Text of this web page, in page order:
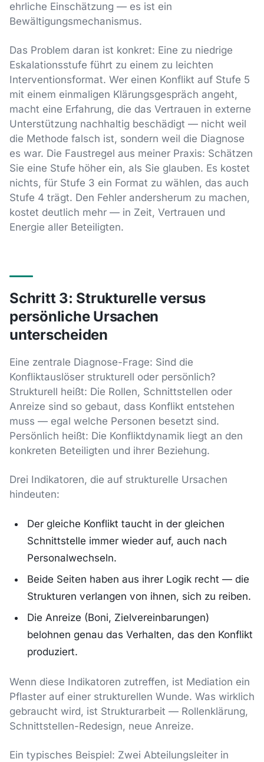
ehrliche Einschätzung — es ist ein
Bewältigungsmechanismus.
Das Problem daran ist konkret: Eine zu niedrige
Eskalationsstufe führt zu einem zu leichten
Interventionsformat. Wer einen Konflikt auf Stufe 5
mit einem einmaligen Klärungsgespräch angeht,
macht eine Erfahrung, die das Vertrauen in externe
Unterstützung nachhaltig beschädigt — nicht weil
die Methode falsch ist, sondern weil die Diagnose
es war. Die Faustregel aus meiner Praxis: Schätzen
Sie eine Stufe höher ein, als Sie glauben. Es kostet
nichts, für Stufe 3 ein Format zu wählen, das auch
Stufe 4 trägt. Den Fehler andersherum zu machen,
kostet deutlich mehr — in Zeit, Vertrauen und
Energie aller Beteiligten.
Schritt 3: Strukturelle versus
persönliche Ursachen
unterscheiden
Eine zentrale Diagnose-Frage: Sind die
Konfliktauslöser strukturell oder persönlich?
Strukturell heißt: Die Rollen, Schnittstellen oder
Anreize sind so gebaut, dass Konflikt entstehen
muss — egal welche Personen besetzt sind.
Persönlich heißt: Die Konfliktdynamik liegt an den
konkreten Beteiligten und ihrer Beziehung.
Drei Indikatoren, die auf strukturelle Ursachen
hindeuten:
Der gleiche Konflikt taucht in der gleichen
Schnittstelle immer wieder auf, auch nach
Personalwechseln.
Beide Seiten haben aus ihrer Logik recht — die
Strukturen verlangen von ihnen, sich zu reiben.
Die Anreize (Boni, Zielvereinbarungen)
belohnen genau das Verhalten, das den Konflikt
produziert.
Wenn diese Indikatoren zutreffen, ist Mediation ein
Pflaster auf einer strukturellen Wunde. Was wirklich
gebraucht wird, ist Strukturarbeit — Rollenklärung,
Schnittstellen-Redesign, neue Anreize.
Ein typisches Beispiel: Zwei Abteilungsleiter in